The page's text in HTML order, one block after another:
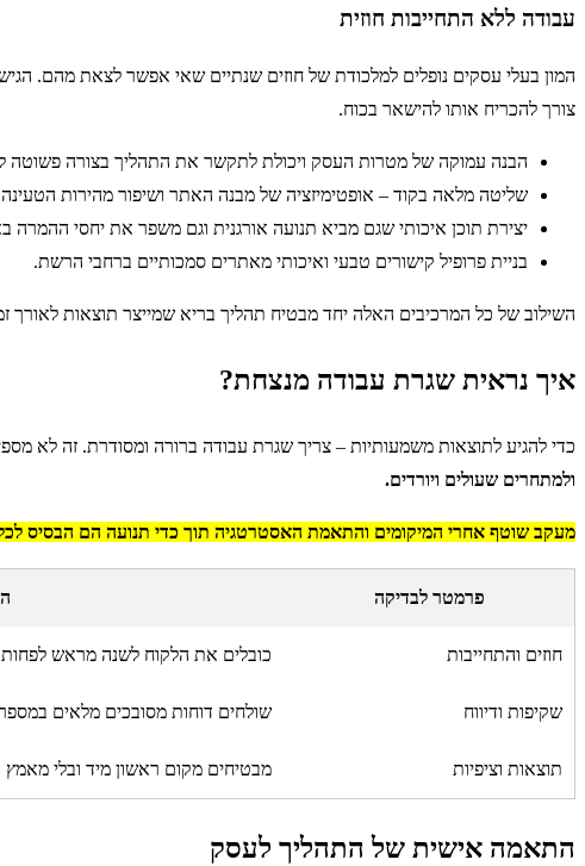
עבודה ללא התחייבות חוזית
המון בעלי עסקים נופלים למלכודת של חוזים שנתיים שאי אפשר לצאת מהם.
צורך להכריח אותו להישאר בכוח.
הבנה עמוקה של מטרות העסק ויכולת לתקשר את התהליך בצורה פשוטה
שליטה מלאה בקוד – אופטימיזציה של מבנה האתר ושיפור מהירות
יצירת תוכן איכותי שגם מביא תנועה אורגנית וגם משפר את יחסי ההמרה
בניית פרופיל קישורים טבעי ואיכותי מאתרים סמכותיים ברחבי הרשת.
השילוב של כל המרכיבים האלה יחד מבטיח תהליך בריא שמייצר תוצאות לאורך
איך נראית שגרת עבודה מנצחת?
כדי להגיע לתוצאות משמעותיות – צריך שגרת עבודה ברורה ומסודרת. זה לא
ולמתחרים שעולים ויורדים.
מעקב שוטף אחרי המיקומים והתאמת האסטרטגיה תוך כדי תנועה הם הבסיס לכל
פרמטר לבדיקה
חוזים והתחייבות כובלים את הלקוח לשנה מראש לפחות
שקיפות ודיווח שולחים דוחות מסובכים מלאים
תוצאות וציפיות מבטיחים מקום ראשון מיד ובלי מאמץ
התאמה אישית של התהליך לעסק